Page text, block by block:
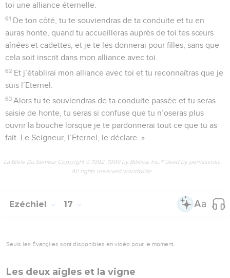
toi une alliance éternelle.
61 De ton côté, tu te souviendras de ta conduite et tu en
auras honte, quand tu accueilleras auprès de toi tes sœurs
aînées et cadettes, et je te les donnerai pour filles, sans que
cela soit inscrit dans mon alliance avec toi.
62 Et j’établirai mon alliance avec toi et tu reconnaîtras que je
suis l’Eternel.
63 Alors tu te souviendras de ta conduite passée et tu seras
saisie de honte, tu seras si confuse que tu n’oseras plus
ouvrir la bouche lorsque je te pardonnerai tout ce que tu as
fait. Le Seigneur, l’Eternel, le déclare. »
La Bible Du Semeur Copyright © 1992, 1999 by Biblica, Inc.® Used by permission.
All rights reserved worldwide.
Ezéchiel 17
Seuls les Évangiles sont disponibles en vidéo pour le moment.
Les deux aigles et la vigne